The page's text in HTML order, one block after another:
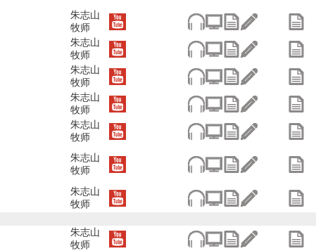
朱志山
牧师
朱志山
牧师
朱志山
牧师
朱志山
牧师
朱志山
牧师
朱志山
牧师
朱志山
牧师
朱志山
牧师